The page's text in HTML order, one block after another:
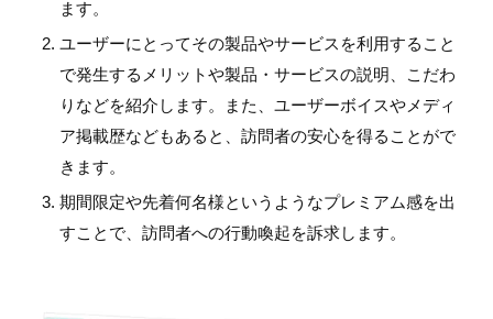
ます。
ユーザーにとってその製品やサービスを利用すること
で発生するメリットや製品・サービスの説明、こだわ
りなどを紹介します。また、ユーザーボイスやメディ
ア掲載歴などもあると、訪問者の安心を得ることがで
きます。
期間限定や先着何名様というようなプレミアム感を出
すことで、訪問者への行動喚起を訴求します。